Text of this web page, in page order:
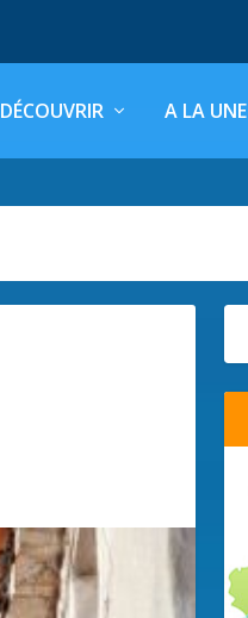
DÉCOUVRIR A LA UNE